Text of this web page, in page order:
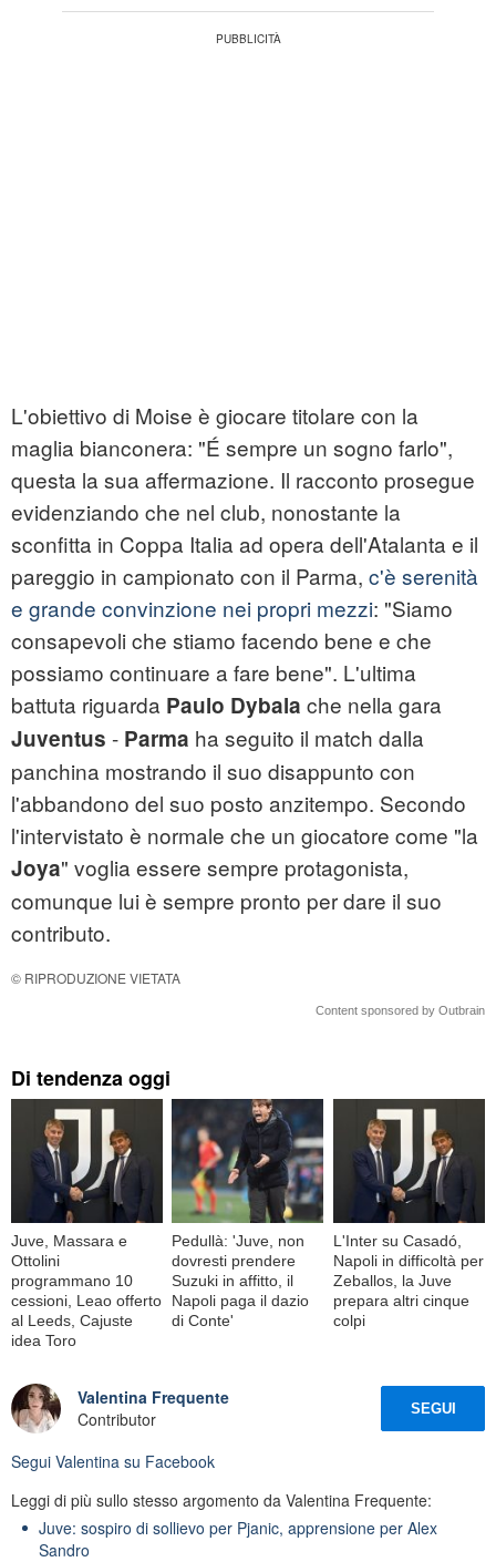
L'obiettivo di Moise è giocare titolare con la
maglia bianconera: "É sempre un sogno farlo",
questa la sua affermazione. Il racconto prosegue
evidenziando che nel club, nonostante la
sconfitta in Coppa Italia ad opera dell'Atalanta e il
pareggio in campionato con il Parma, c'è serenità
e grande convinzione nei propri mezzi: "Siamo
consapevoli che stiamo facendo bene e che
possiamo continuare a fare bene". L'ultima
battuta riguarda Paulo Dybala che nella gara
Juventus - Parma ha seguito il match dalla
panchina mostrando il suo disappunto con
l'abbandono del suo posto anzitempo. Secondo
l'intervistato è normale che un giocatore come "la
Joya" voglia essere sempre protagonista,
comunque lui è sempre pronto per dare il suo
contributo.
© RIPRODUZIONE VIETATA
Content sponsored by Outbrain
Di tendenza oggi
Juve, Massara e
Ottolini
programmano 10
cessioni, Leao offerto
al Leeds, Cajuste
idea Toro
Pedullà: 'Juve, non
dovresti prendere
Suzuki in affitto, il
Napoli paga il dazio
di Conte'
L'Inter su Casadó,
Napoli in difficoltà per
Zeballos, la Juve
prepara altri cinque
colpi
Valentina Frequente
Contributor
SEGUI
Segui Valentina su Facebook
Leggi di più sullo stesso argomento da Valentina Frequente:
Juve: sospiro di sollievo per Pjanic, apprensione per Alex
Sandro